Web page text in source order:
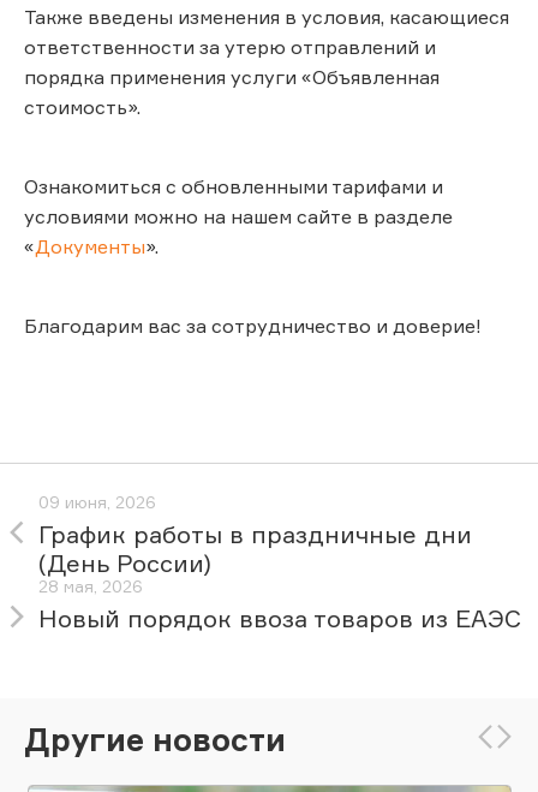
Также введены изменения в условия, касающиеся
ответственности за утерю отправлений и
порядка применения услуги «Объявленная
стоимость».
Ознакомиться с обновленными тарифами и
условиями можно на нашем сайте в разделе
«Документы».
Благодарим вас за сотрудничество и доверие!
09 июня, 2026
График работы в праздничные дни
(День России)
28 мая, 2026
Новый порядок ввоза товаров из ЕАЭС
Другие новости